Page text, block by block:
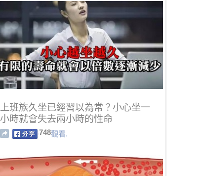
上班族久坐已經習以為常？小心坐一
小時就會失去兩小時的性命
748觀看.